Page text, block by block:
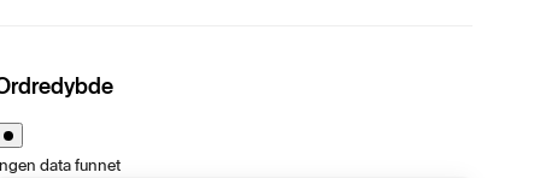
data funnet